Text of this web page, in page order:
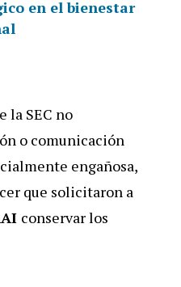
en el bienestar
la SEC no
o comunicación
engañosa,
que solicitaron a
conservar los